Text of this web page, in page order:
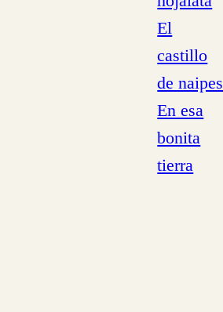
El
castillo
de naipes
En esa
bonita
tierra